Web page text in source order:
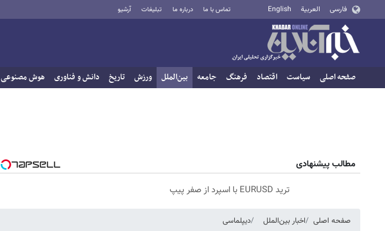
فارسی العربية English تماس با ما درباره ما تبلیغات آرشیو
صفحه اصلی سیاست اقتصاد فرهنگ جامعه بین‌الملل ورزش تاریخ دانش و فناوری هوش مصنوعی
مطالب پیشنهادی
ترید EURUSD با اسپرد از صفر پیپ
صفحه اصلی اخبار بین‌الملل دیپلماسی